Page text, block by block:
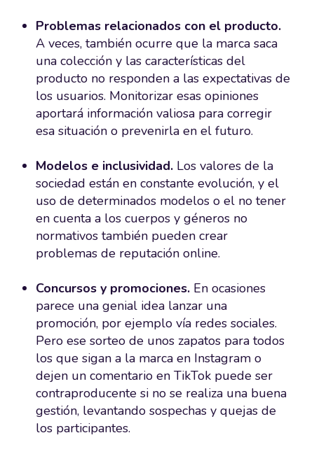
Problemas relacionados con el producto.
A veces, también ocurre que la marca saca
una colección y las características del
producto no responden a las expectativas de
los usuarios. Monitorizar esas opiniones
aportará información valiosa para corregir
esa situación o prevenirla en el futuro.
Modelos e inclusividad.Los valores de la
sociedad están en constante evolución, y el
uso de determinados modelos o el no tener
en cuenta a los cuerpos y géneros no
normativos también pueden crear
problemas de reputación online.
Concursos y promociones. En ocasiones
parece una genial idea lanzar una
promoción, por ejemplo vía redes sociales.
Pero ese sorteo de unos zapatos para todos
los que sigan a la marca en Instagram o
dejen un comentario en TikTok puede ser
contraproducente si no se realiza una buena
gestión, levantando sospechas y quejas de
los participantes.